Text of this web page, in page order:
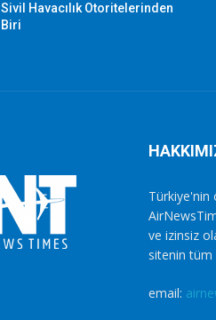
Sivil Havacılık Otoritelerinden
Biri
Türkiye'nin
ve izinsiz
sitenin tüm
email: